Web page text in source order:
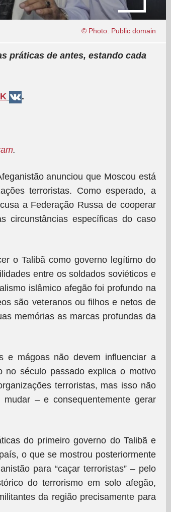
© Photo: Public domain
práticas de antes, estando cada
.
.
anunciou que Moscou está
terroristas. Como esperado, a
a Federação Russa de cooperar
circunstâncias específicas do caso
o Talibã como governo legítimo do
entre os soldados soviéticos e
islâmico afegão foi profundo na
são veteranos ou filhos e netos de
memórias as marcas profundas da
e mágoas não devem influenciar a
no século passado explica o motivo
terroristas, mas isso não
– e consequentemente gerar
do primeiro governo do Talibã e
o que se mostrou posteriormente
para “caçar terroristas” – pelo
do terrorismo em solo afegão,
da região precisamente para